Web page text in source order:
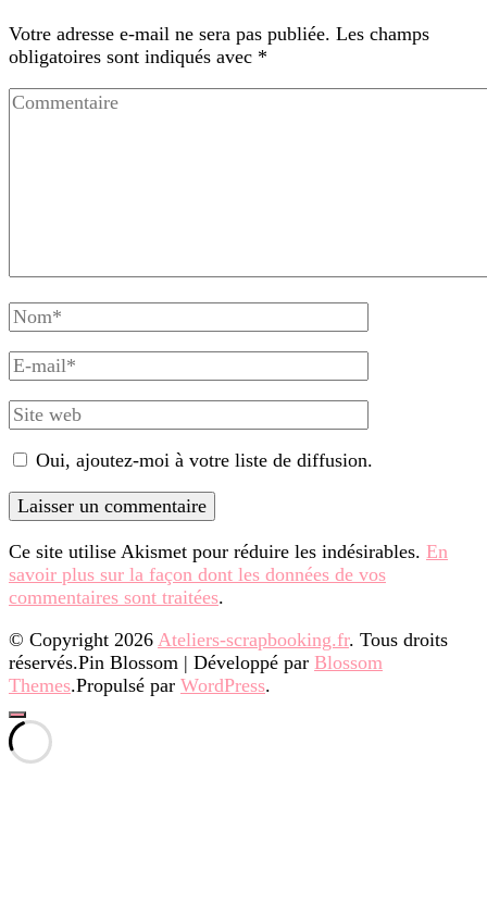
Votre adresse e-mail ne sera pas publiée. Les champs
obligatoires sont indiqués avec *
Commentaire
Nom
complet
E-
mail
Site
web
Oui, ajoutez-moi à votre liste de diffusion.
Ce site utilise Akismet pour réduire les indésirables. En
savoir plus sur la façon dont les données de vos
commentaires sont traitées.
© Copyright 2026 Ateliers-scrapbooking.fr. Tous droits
réservés.Pin Blossom | Développé par Blossom
Themes.Propulsé par WordPress.